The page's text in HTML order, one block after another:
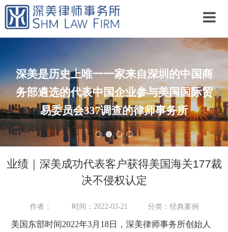
首页
关
专
专
动
跨
深美是历史上唯一一家来自深圳的中国商
务部遴选的代表中国企业参与美国国际贸
易委员会337调查的律师事务所
业绩｜深美成功代表客户获得美国海关177裁
决不侵权认定
作者： 时间：2022-03-21 分类：经典案例
美国东部时间2022年3月18日，深美律师事务所创始人